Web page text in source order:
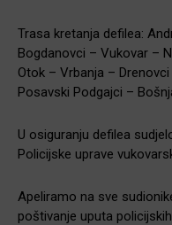
Trasa kretanja defilea:
Bogdanovci – Vukovar –
Otok – Vrbanja –
Posavski Podgajci –
U osiguranju defilea
Policijske uprave
Apeliramo na sve
poštivanje uputa